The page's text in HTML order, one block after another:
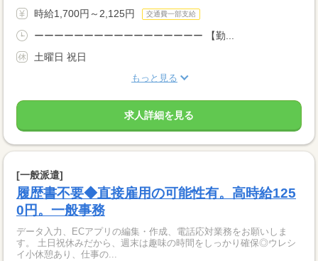
時給1,700円～2,125円 交通費一部支給
ーーーーーーーーーーーーーーーーー 【勤...
土曜日 祝日
もっと見る
求人詳細を見る
[一般派遣]
履歴書不要◆直接雇用の可能性有。高時給125
0円。一般事務
データ入力、ECアプリの編集・作成、電話応対業務をお願いしま
す。 土日祝休みだから、週末は趣味の時間をしっかり確保◎ウレシ
イ小休憩あり、仕事の...